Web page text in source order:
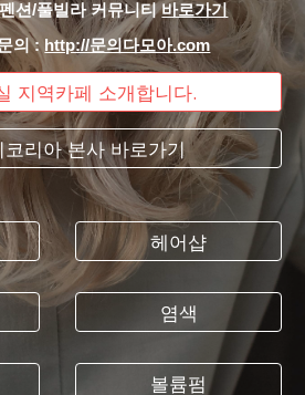
션/풀빌라 커뮤니티바로가기
의 :http://문의다모아.com
지역카페 소개합니다.
리아 본사 바로가기
헤어샵
염색
볼륨펌